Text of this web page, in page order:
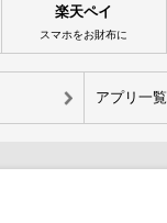
楽天ペイ
スマホをお財布に
アプリ一覧